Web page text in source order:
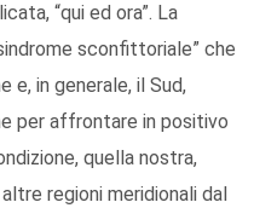
“qui ed ora”. La
sconfittoriale” che
e, in generale, il Sud,
per affrontare in positivo
quella nostra,
regioni meridionali dal